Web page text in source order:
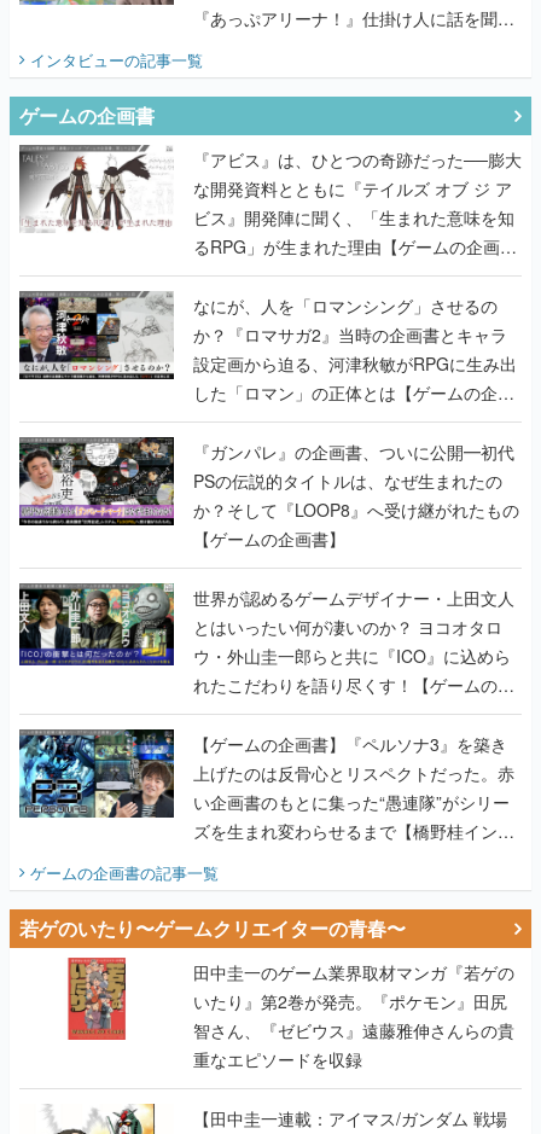
『あっぷアリーナ！』仕掛け人に話を聞い
てみた
インタビューの記事一覧
ゲームの企画書
『アビス』は、ひとつの奇跡だった──膨大
な開発資料とともに『テイルズ オブ ジ ア
ビス』開発陣に聞く、「生まれた意味を知
るRPG」が生まれた理由【ゲームの企画
書】
なにが、人を「ロマンシング」させるの
か？『ロマサガ2』当時の企画書とキャラ
設定画から迫る、河津秋敏がRPGに生み出
した「ロマン」の正体とは【ゲームの企画
書】
『ガンパレ』の企画書、ついに公開━初代
PSの伝説的タイトルは、なぜ生まれたの
か？そして『LOOP8』へ受け継がれたもの
【ゲームの企画書】
世界が認めるゲームデザイナー・上田文人
とはいったい何が凄いのか？ ヨコオタロ
ウ・外山圭一郎らと共に『ICO』に込めら
れたこだわりを語り尽くす！【ゲームの企
画書】
【ゲームの企画書】『ペルソナ3』を築き
上げたのは反骨心とリスペクトだった。赤
い企画書のもとに集った“愚連隊”がシリー
ズを生まれ変わらせるまで【橋野桂インタ
ビュー】
ゲームの企画書の記事一覧
若ゲのいたり〜ゲームクリエイターの青春〜
田中圭一のゲーム業界取材マンガ『若ゲの
いたり』第2巻が発売。『ポケモン』田尻
智さん、『ゼビウス』遠藤雅伸さんらの貴
重なエピソードを収録
【田中圭一連載：アイマス/ガンダム 戦場